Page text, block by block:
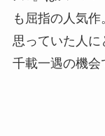
も屈指の人気
思っていた人
千載一遇の機会